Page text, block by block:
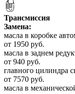
Трансмиссия
Замена:
масла в коробке
от 1950 руб.
масла в заднем
от 940 руб.
главного цилиндра
от 7570 руб.
масла в